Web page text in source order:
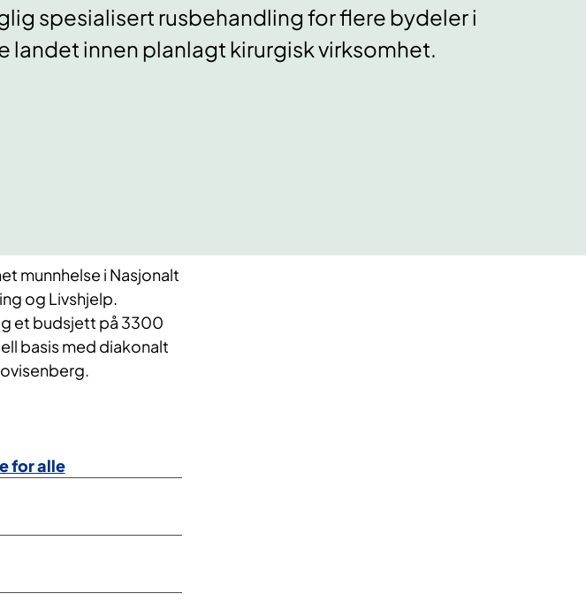
spesialisert rusbehandling for flere bydeler i
landet innen planlagt kirurgisk virksomhet.
munnhelse i Nasjonalt
og Livshjelp.
et budsjett på 3300
basis med diakonalt
for alle